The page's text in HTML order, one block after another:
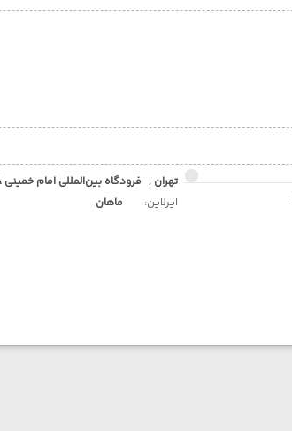
تهران , فرودگاه بین‌المللی امام خمینی IKA
ایرلاین:
ماهان